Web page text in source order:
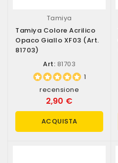
Tamiya
Tamiya Colore Acrilico
Opaco Giallo XF03 (art.
81703)
Art: 81703
1
recensione
2,90 €
ACQUISTA